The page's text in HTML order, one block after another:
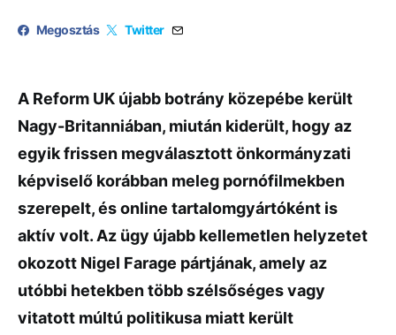
Megosztás Twitter
A Reform UK újabb botrány közepébe került
Nagy-Britanniában, miután kiderült, hogy az
egyik frissen megválasztott önkormányzati
képviselő korábban meleg pornófilmekben
szerepelt, és online tartalomgyártóként is
aktív volt. Az ügy újabb kellemetlen helyzetet
okozott Nigel Farage pártjának, amely az
utóbbi hetekben több szélsőséges vagy
vitatott múltú politikusa miatt került